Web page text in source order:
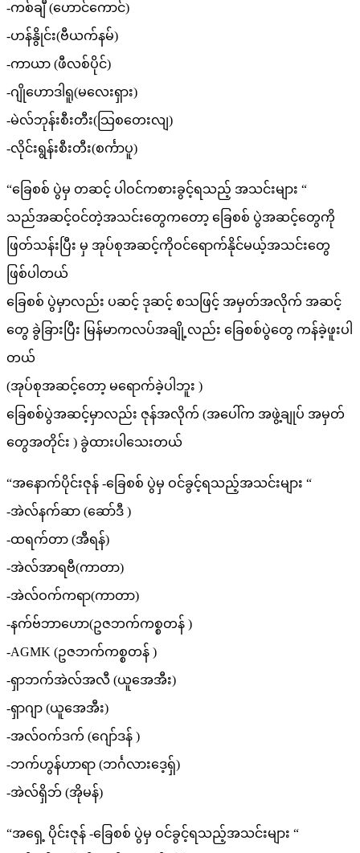
-ကစ်ချီ (ဟောင်ကောင်)
-ဟန်နွိုင်း(ဗီယက်နမ်)
-ကာယာ (ဖီလစ်ပိုင်)
-ဂျိုဟောဒါရူ(မလေးရှား)
-မဲလ်ဘုန်းစီးတီး(သြစတေးလျ)
-လိုင်းရွန်းစီးတီး(စင်္ကာပူ)
“ခြေစစ် ပွဲမှ တဆင့် ပါဝင်ကစားခွင့်ရသည့် အသင်းများ “
သည်အဆင့်ဝင်တဲ့အသင်းတွေကတော့ ခြေစစ် ပွဲအဆင့်တွေကို
ဖြတ်သန်းပြီး မှ အုပ်စုအဆင့်ကိုဝင်ရောက်နိုင်မယ့်အသင်းတွေ
ဖြစ်ပါတယ်
ခြေစစ် ပွဲမှာလည်း ပဆင့် ဒုဆင့် စသဖြင့် အမှတ်အလိုက် အဆင့်
တွေ ခွဲခြားပြီး မြန်မာကလပ်အချို့လည်း ခြေစစ်ပွဲတွေ ကန်ခဲ့ဖူးပါ
တယ်
(အုပ်စုအဆင့်တော့ မရောက်ခဲ့ပါဘူး )
ခြေစစ်ပွဲအဆင့်မှာလည်း ဇုန်အလိုက် (အပေါ်က အဖွဲ့ချုပ် အမှတ်
တွေအတိုင်း ) ခွဲထားပါသေးတယ်
“အနောက်ပိုင်းဇုန် -ခြေစစ် ပွဲမှ ဝင်ခွင့်ရသည့်အသင်းများ “
-အဲလ်နက်ဆာ (ဆော်ဒီ )
-ထရက်တာ (အီရန်)
-အဲလ်အာရဗီ(ကာတာ)
-အဲလ်ဝက်ကရာ(ကာတာ)
-နက်ဗ်ဘာဟော(ဥဇဘက်ကစ္စတန် )
-AGMK (ဥဇဘက်ကစ္စတန် )
-ရှာဘက်အဲလ်အလီ (ယူအေအီး)
-ရှာဂျာ (ယူအေအီး)
-အလ်ဝက်ဒက် (ဂျော်ဒန် )
-ဘက်ဟွန်ဟာရာ (ဘင်္ဂလားဒေ့ရှ်)
-အဲလ်ရှိဘ် (အိုမန်)
“အရှေ့ ပိုင်းဇုန် -ခြေစစ် ပွဲမှ ဝင်ခွင့်ရသည့်အသင်းများ “